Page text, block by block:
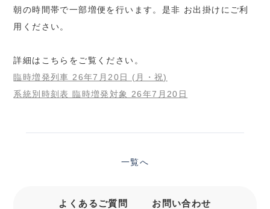
朝の時間帯で一部増便を行います。是非 お出掛けにご利
用ください。
詳細はこちらをご覧ください。
臨時増発列車 26年7月20日 (月・祝)
系統別時刻表 臨時増発対象 26年7月20日
一覧へ
よくあるご質問 お問い合わせ